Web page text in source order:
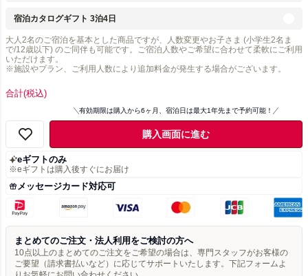
宿泊カタログギフト 3泊4日
大人2名のご宿泊を基本とした商品ですが、人数変更やお子さま (小学生2名ま
で/12歳以下) のご同伴も可能です。ご宿泊人数やご希望に合わせて柔軟にご利用
いただけます。
※施設やプラン、ご利用人数により追加料金が発生する場合がございます。
合計(税込)
有効期限は購入から6ヶ月、宿泊日は最大1年先まで予約可能！
購入画面に進む
eギフトのみ
※eギフトは購入後すぐにお届け
メッセージカード対応可
まとめてのご注文・法人利用をご検討の方へ
10点以上のまとめてのご注文をご希望の場合は、専門スタッフがお客様の
ご要望（請求書払いなど）に応じてサポートいたします。下記フォームよ